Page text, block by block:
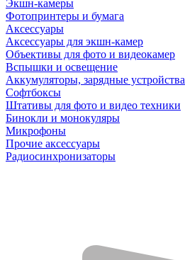
Экшн-камеры
Фотопринтеры и бумага
Аксессуары
Аксессуары для экшн-камер
Объективы для фото и видеокамер
Вспышки и освещение
Аккумуляторы, зарядные устройства
Софтбоксы
Штативы для фото и видео техники
Бинокли и монокуляры
Микрофоны
Прочие аксессуары
Радиосинхронизаторы